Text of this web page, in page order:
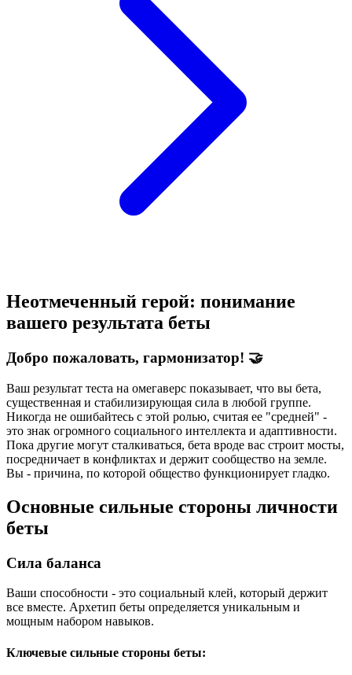
Неотмеченный герой: понимание
вашего результата беты
Добро пожаловать, гармонизатор! 🤝
Ваш результат теста на омегаверс показывает, что вы бета,
существенная и стабилизирующая сила в любой группе.
Никогда не ошибайтесь с этой ролью, считая ее "средней" -
это знак огромного социального интеллекта и адаптивности.
Пока другие могут сталкиваться, бета вроде вас строит мосты,
посредничает в конфликтах и держит сообщество на земле.
Вы - причина, по которой общество функционирует гладко.
Основные сильные стороны личности
беты
Сила баланса
Ваши способности - это социальный клей, который держит
все вместе. Архетип беты определяется уникальным и
мощным набором навыков.
Ключевые сильные стороны беты: